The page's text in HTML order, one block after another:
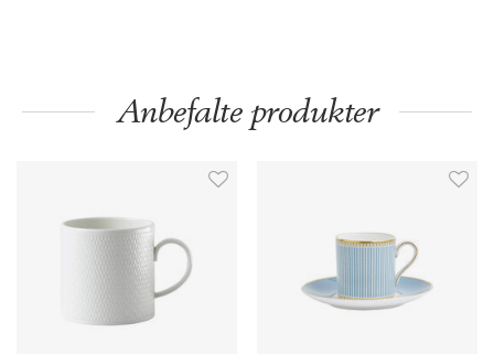
Anbefalte produkter